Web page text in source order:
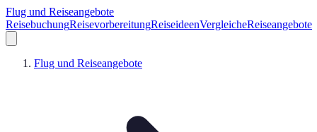
Flug und Reiseangebote
ReisebuchungReisevorbereitungReiseideenVergleicheReiseangebote
Flug und Reiseangebote